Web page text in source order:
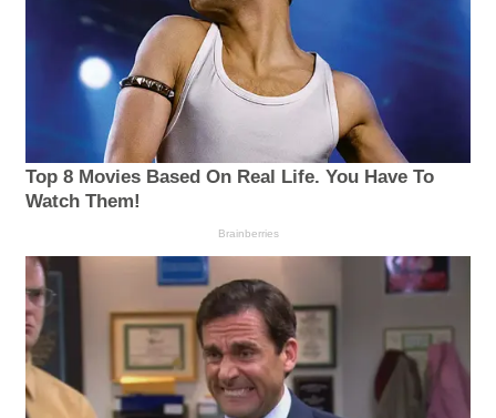
Top 8 Movies Based On Real Life. You Have To
Watch Them!
Brainberries